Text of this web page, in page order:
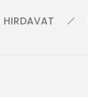
HIRDAVAT